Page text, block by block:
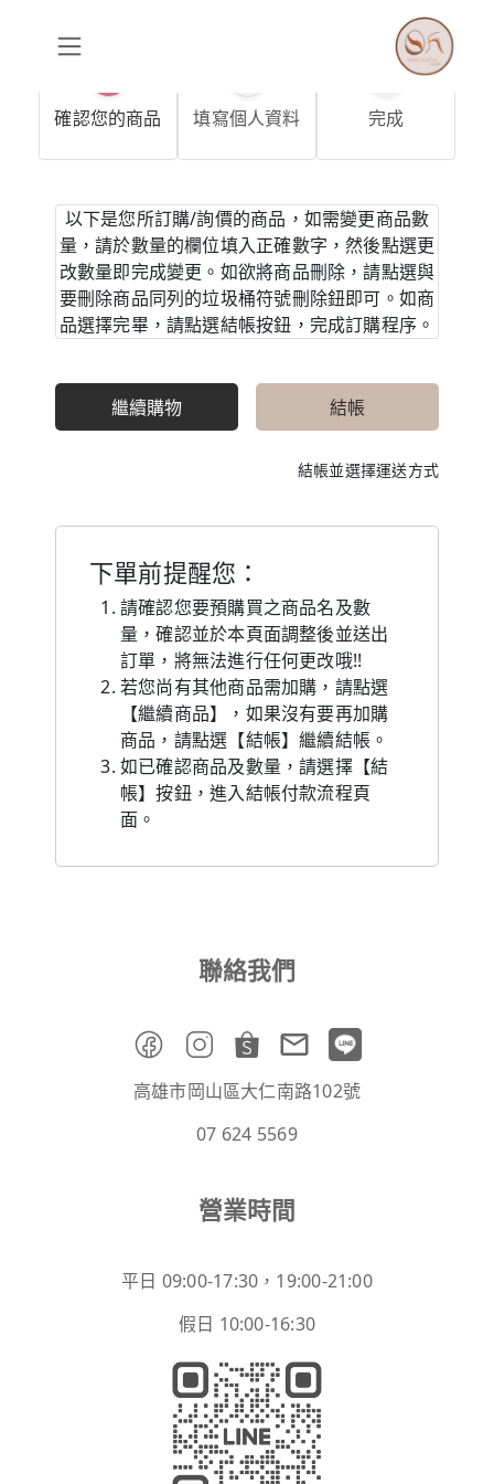
確認您的商品 填寫個人資料 完成
以下是您所訂購/詢價的商品，如需變更商品數
量，請於數量的欄位填入正確數字，然後點選更
改數量即完成變更。如欲將商品刪除，請點選與
要刪除商品同列的垃圾桶符號刪除鈕即可。如商
品選擇完畢，請點選結帳按鈕，完成訂購程序。
繼續購物 結帳
結帳並選擇運送方式
下單前提醒您：
請確認您要預購買之商品名及數
量，確認並於本頁面調整後並送出
訂單，將無法進行任何更改哦!!
若您尚有其他商品需加購，請點選
【繼續商品】，如果沒有要再加購
商品，請點選【結帳】繼續結帳。
如已確認商品及數量，請選擇【結
帳】按鈕，進入結帳付款流程頁
面。
聯絡我們
高雄市岡山區大仁南路102號
07 624 5569
營業時間
平日 09:00-17:30，19:00-21:00
假日 10:00-16:30